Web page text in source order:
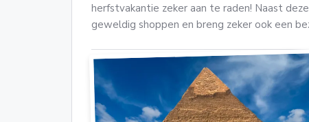
herfstvakantie zeker aan te raden! Naast
geweldig shoppen en breng zeker ook een